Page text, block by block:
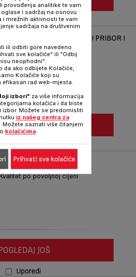
Uporedi
FRESH KITCHEN KUHINJSKI PRIBOR I
i šareno posuđe za
kuhanje
JOŠ
Uporedi
po povoljnoj cijeni
JOŠ
Uporedi
provođenja analitike te vam
i sadržaj na osnovu
i mrežnih aktivnosti te vam
sadržaja na društvenim
ili odbiti gore navedeno
sve kolačiće" ili "Odbij
neophodni".
da ako odbijete Kolačiće,
Kolačiće koji su
efikasan rad web-mjesta.
izbori" za više informacija
kolačića i da biste
izbor. Možete se predomisliti
iz našeg centra za
. Možete saznati više čitanjem
kolačićima.
Prihvati sve kolačiće